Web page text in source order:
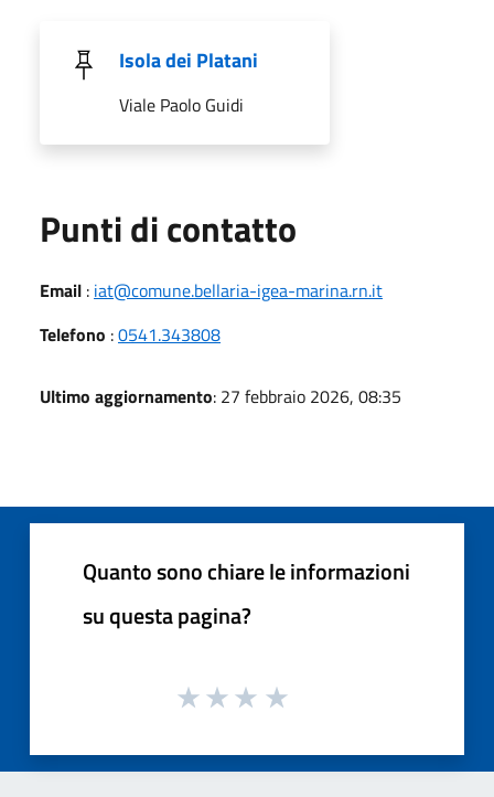
Isola dei Platani
Viale Paolo Guidi
Punti di contatto
Email : iat@comune.bellaria-igea-marina.rn.it
Telefono :0541.343808
Ultimo aggiornamento: 27 febbraio 2026, 08:35
Quanto sono chiare le informazioni
su questa pagina?